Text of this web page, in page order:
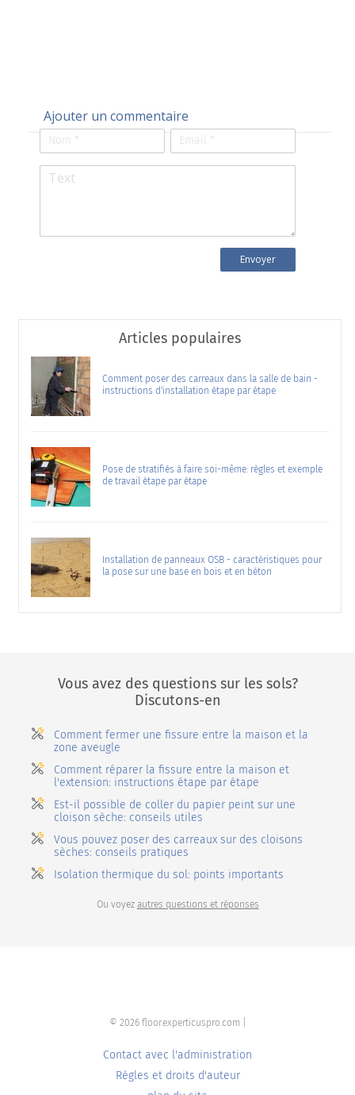
Ajouter un commentaire
Articles populaires
Comment poser des carreaux dans la salle de bain -
instructions d'installation étape par étape
Pose de stratifiés à faire soi-même: règles et exemple
de travail étape par étape
Installation de panneaux OSB - caractéristiques pour
la pose sur une base en bois et en béton
Vous avez des questions sur les sols?
Discutons-en
Comment fermer une fissure entre la maison et la
zone aveugle
Comment réparer la fissure entre la maison et
l'extension: instructions étape par étape
Est-il possible de coller du papier peint sur une
cloison sèche: conseils utiles
Vous pouvez poser des carreaux sur des cloisons
sèches: conseils pratiques
Isolation thermique du sol: points importants
Ou voyez autres questions et réponses
© 2026 floor.experticuspro.com |
Contact avec l'administration
Règles et droits d'auteur